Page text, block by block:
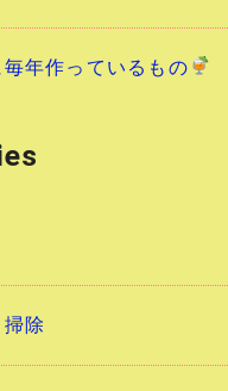
年作っているもの
除